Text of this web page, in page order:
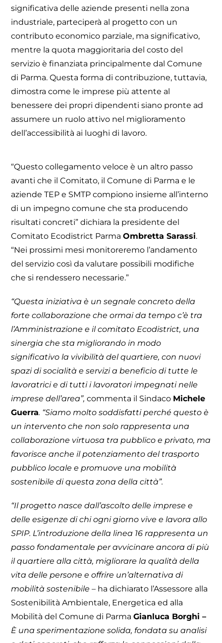
significativa delle aziende presenti nella zona
industriale, parteciperà al progetto con un
contributo economico parziale, ma significativo,
mentre la quota maggioritaria del costo del
servizio è finanziata principalmente dal Comune
di Parma. Questa forma di contribuzione, tuttavia,
dimostra come le imprese più attente al
benessere dei propri dipendenti siano pronte ad
assumere un ruolo attivo nel miglioramento
dell’accessibilità ai luoghi di lavoro.
“Questo collegamento veloce è un altro passo
avanti che il Comitato, il Comune di Parma e le
aziende TEP e SMTP compiono insieme all’interno
di un impegno comune che sta producendo
risultati concreti” dichiara la presidente del
Comitato Ecodistrict ParmaOmbretta Sarassi.
“Nei prossimi mesi monitoreremo l’andamento
del servizio così da valutare possibili modifiche
che si rendessero necessarie.”
“Questa iniziativa è un segnale concreto della
forte collaborazione che ormai da tempo c’è tra
l’Amministrazione e il comitato Ecodistrict, una
sinergia che sta migliorando in modo
significativo la vivibilità del quartiere, con nuovi
spazi di socialità e servizi a beneficio di tutte le
lavoratrici e di tutti i lavoratori impegnati nelle
imprese dell’area”,commenta il Sindaco Michele
Guerra. “Siamo molto soddisfatti perché questo è
un intervento che non solo rappresenta una
collaborazione virtuosa tra pubblico e privato, ma
favorisce anche il potenziamento del trasporto
pubblico locale e promuove una mobilità
sostenibile di questa zona della città”.
“Il progetto nasce dall’ascolto delle imprese e
delle esigenze di chi ogni giorno vive e lavora allo
SPIP. L’introduzione della linea 16 rappresenta un
passo fondamentale per avvicinare ancora di più
il quartiere alla città, migliorare la qualità della
vita delle persone e offrire un’alternativa di
mobilità sostenibile – ha dichiarato l’Assessore alla
Sostenibilità Ambientale, Energetica ed alla
Mobilità del Comune di ParmaGianluca Borghi –
È una sperimentazione solida, fondata su analisi